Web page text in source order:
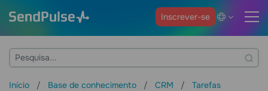
Inscrever-se
Início Base de conhecimento CRM Tarefas